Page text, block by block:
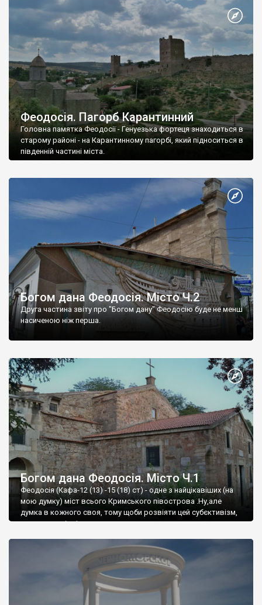
Феодосія. Пагорб Карантинний
Головна памятка Феодосії - Генуезька фортеця знаходиться в
старому районі - на Карантинному пагорбі, який підноситься в
південній частині міста.
Богом дана Феодосія. Місто Ч.2
Друга частина звіту про "Богом дану" Феодосію буде не менш
насиченою ніж перша.
Богом дана Феодосія. Місто Ч.1
Феодосія (Кафа-12 (13) -15 (18) ст) - одне з найцікавіших (на
мою думку) міст всього Кримського півострова .Ну,але
думка в кожного своя, тому щоби розвіяти цей субєктивізм,
запрошую відвідати це